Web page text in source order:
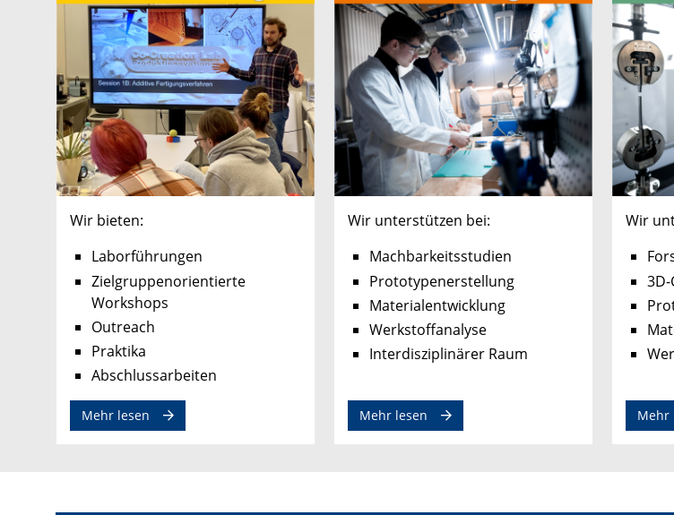
Wir bieten:
Laborführungen
Zielgruppenorientierte
Workshops
Outreach
Praktika
Abschlussarbeiten
Mehr lesen
Wir unterstützen bei:
Machbarkeitsstudien
Prototypenerstellung
Materialentwicklung
Werkstoffanalyse
Interdisziplinärer Raum
Mehr lesen
Wir
Mehr